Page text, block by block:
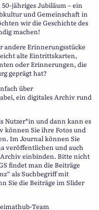
jähriges Jubiläum – ein
und Gemeinschaft in
wir die Geschichte des
machen!
andere Erinnerungsstücke
alte Eintrittskarten,
oder Erinnerungen, die
geprägt hat?
über
ein digitales Archiv rund
Nutzer*in und dann kann es
können Sie ihre Fotos und
Im Journal können Sie
veröffentlichen und auch
einbinden. Bitte nicht
findet man die Beiträge
als Suchbegriff mit
Sie die Beiträge im Slider
Team